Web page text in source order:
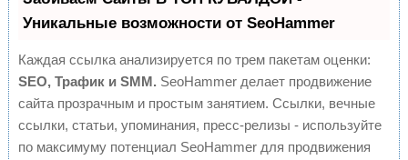
Уникальные возможности от SeoHammer
Каждая ссылка анализируется по трем пакетам оценки:
SEO, Трафик и SMM. SeoHammer делает продвижение
сайта прозрачным и простым занятием. Ссылки, вечные
ссылки, статьи, упоминания, пресс-релизы - используйте
по максимуму потенциал SeoHammer для продвижения